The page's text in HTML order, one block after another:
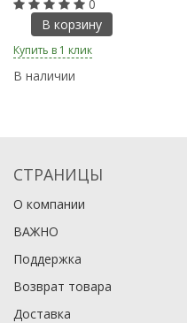
0
В корзину
Купить в 1 клик
В наличии
СТРАНИЦЫ
О компании
ВАЖНО
Поддержка
Возврат товара
Доставка